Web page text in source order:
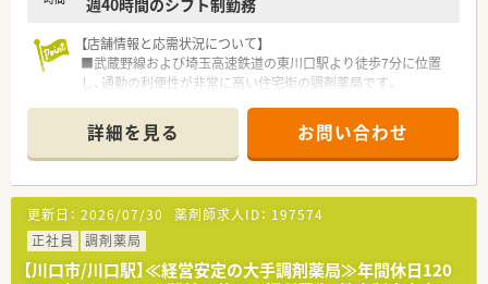
【店舗情報と応需状況について】
■武蔵野線および埼玉高速鉄道の東川口駅より徒歩7分に位置
し、通勤の利便性が非常に高い住宅街の調剤薬局です。
80枚の処方箋に対し薬剤師5名の手厚い体制で対応しています。
■在宅業務は居宅と施設の両方を手掛けており、地域体制加算を
取得して地域医療に深く貢献している点が店舗の大きな特徴で
す。
【法人特徴について】
■東京都に本社を構え、1都3県を中心に100店舗以上を展開して
おり、売上ランキングでも全国上位に位置する成長企業です。
■患者様第一の理念を徹底し、ノルマを課すことなく現場の意見
詳細を見る お問い合わせ
更新日： 2026/07/30 薬剤師求人ID： 197574
正社員
調剤薬局
【川口市/川口駅】≪経営安定の大手調剤薬局≫年間休日120